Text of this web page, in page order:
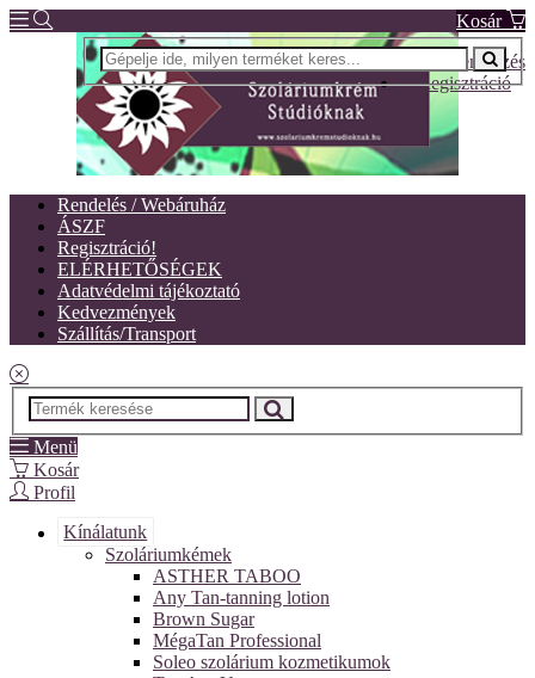
Kosár
Bejelentkezés
Regisztráció
Rendelés / Webáruház
ÁSZF
Regisztráció!
ELÉRHETŐSÉGEK
Adatvédelmi tájékoztató
Kedvezmények
Szállítás/Transport
Menü
Kosár
Profil
Kínálatunk
Szoláriumkémek
ASTHER TABOO
Any Tan-tanning lotion
Brown Sugar
MégaTan Professional
Soleo szolárium kozmetikumok